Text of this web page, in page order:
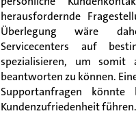
herausfordernde
Überlegung wäre
Servicecenters auf
spezialisieren, um somit
beantworten zu können.
Supportanfragen
Kundenzufriedenheit führen.